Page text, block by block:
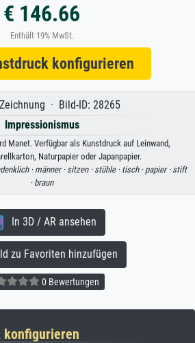
€ 146.66
Enthält 19% MwSt.
konfigurieren
· Bild-ID: 28265
Impressionismus
Manet. Verfügbar als Kunstdruck auf Leinwand,
Naturpapier oder Japanpapier.
· männer · sitzen · stühle · tisch · papier · stift
· braun
In 3D / AR ansehen
zu Favoriten hinzufügen
0 Bewertungen
konfigurieren